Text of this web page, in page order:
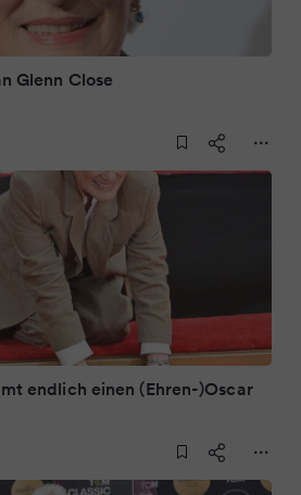
Glenn Close
endlich einen (Ehren-)Oscar